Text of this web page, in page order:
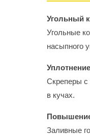
Угольный
Угольные
насыпного
Уплотнение
Скреперы с
в кучах.
Заливные